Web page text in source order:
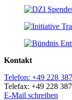
Kontakt
Telefon: +49 228
Telefax: +49 228
E-Mail schreiben